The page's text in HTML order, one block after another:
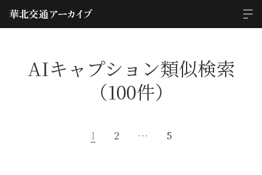
AIキャプション類似検索
（100件）
1 2 … 5